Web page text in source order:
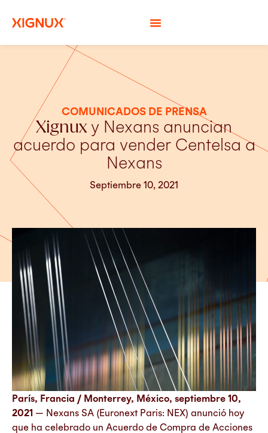
COMUNICADOS DE PRENSA
Xignux y Nexans anuncian
acuerdo para vender Centelsa a
Nexans
Septiembre 10, 2021
París, Francia / Monterrey, México, septiembre 10,
2021 — Nexans SA (Euronext Paris: NEX) anunció hoy
que ha celebrado un Acuerdo de Compra de Acciones